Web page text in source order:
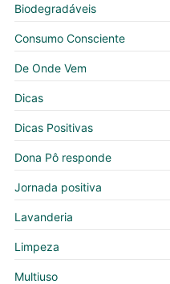
Biodegradáveis
Consumo Consciente
De Onde Vem
Dicas
Dicas Positivas
Dona Pô responde
Jornada positiva
Lavanderia
Limpeza
Multiuso